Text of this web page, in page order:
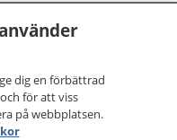
dig en förbättrad
för att viss
på webbplatsen.